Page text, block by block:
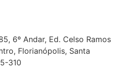
6º Andar, Ed. Celso Ramos
Florianópolis, Santa
310